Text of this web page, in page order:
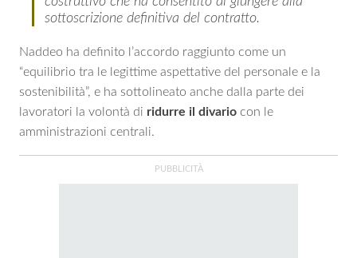
sottoscrizione definitiva del contratto.
Naddeo ha definito l’accordo raggiunto come un
“equilibrio tra le legittime aspettative del personale e la
sostenibilità”, e ha sottolineato anche dalla parte dei
lavoratori la volontà di ridurre il divario con le
amministrazioni centrali.